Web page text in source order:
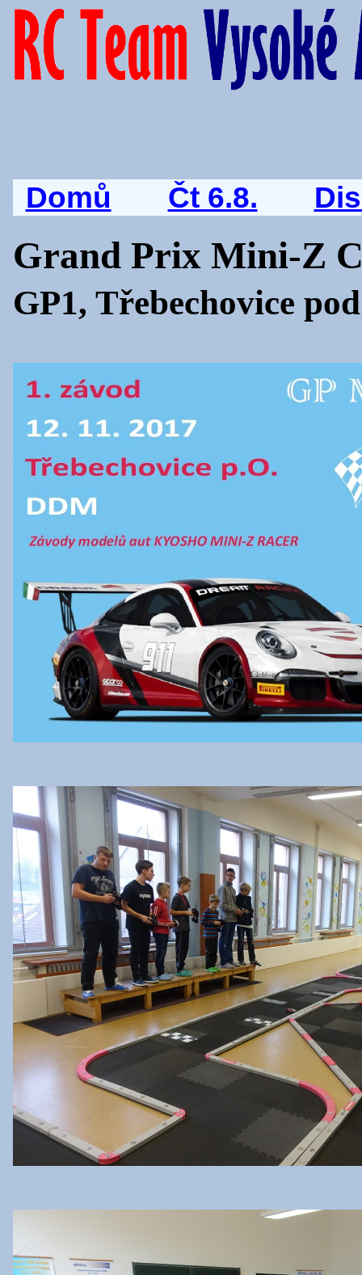
Domů Čt 6.8.
Grand Prix Mini-Z
GP1, Třebechovice